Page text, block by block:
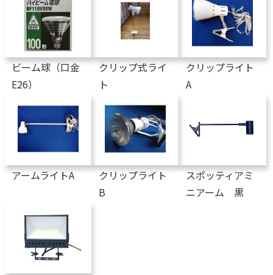
ビーム球（口金
E26）
クリップ式ライ
ト
クリップライト
A
アームライトA
クリップライト
B
スポッティアミ
ニアーム 黒